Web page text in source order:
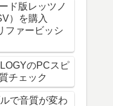
ド版レッツノ
）を購入
ファービッシ
のPCスピ
チェック
で音質が変わ